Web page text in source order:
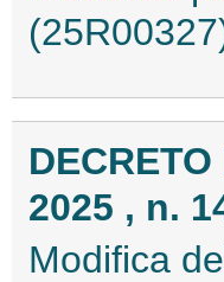
2025 , n.
Modifica